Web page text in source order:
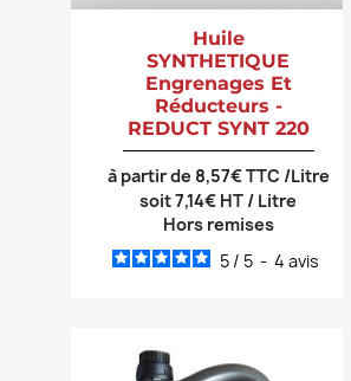
Huile
SYNTHETIQUE
Engrenages Et
Réducteurs -
REDUCT SYNT 220
à partir de 8,57€ TTC /Litre
soit 7,14€ HT / Litre
Hors remises
5 / 5 - 4 avis